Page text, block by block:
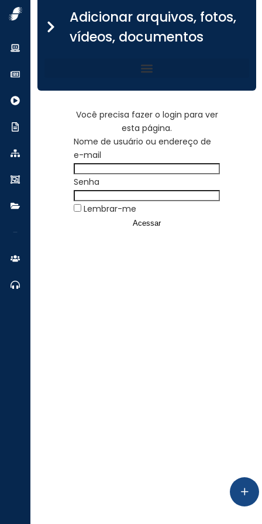
Adicionar arquivos, fotos,
vídeos, documentos
Você precisa fazer o login para ver
esta página.
Nome de usuário ou endereço de
e-mail
Senha
Lembrar-me